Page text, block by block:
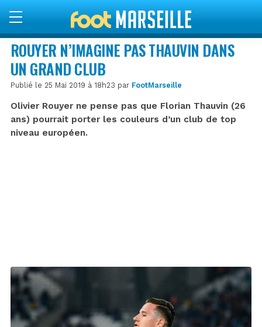
ROUYER N’IMAGINE PAS THAUVIN DANS
UN GRAND CLUB
Publié le 25 Mai 2019 à 18h23 par FootMarseille
Olivier Rouyer ne pense pas que Florian Thauvin (26
ans) pourrait porter les couleurs d’un club de top
niveau européen.